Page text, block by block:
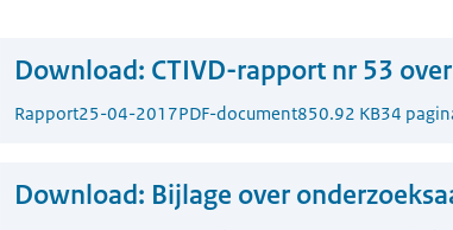
Download: CTIVD-rapport nr 53
Rapport25-04-2017PDF-document850.92 KB34
Download: Bijlage over